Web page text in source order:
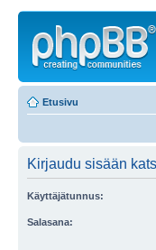
Etusivu
Kirjaudu sisään
Käyttäjätunnus:
Salasana: